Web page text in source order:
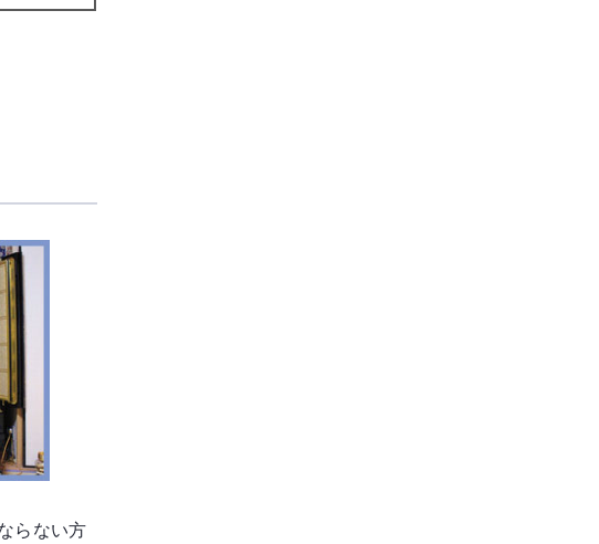
らない方